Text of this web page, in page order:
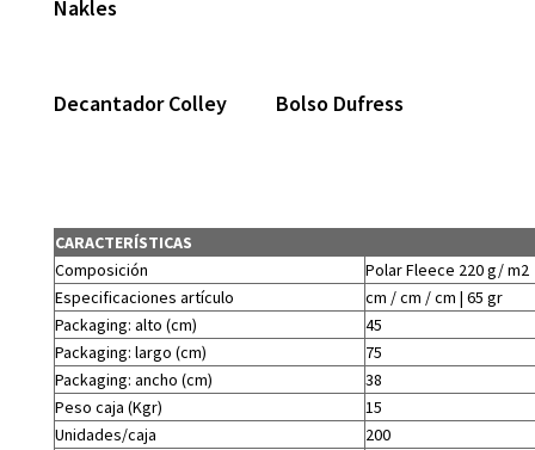
Nakles
Decantador Colley Bolso Dufress
CARACTERÍSTICAS
Composición
Polar Fleece 220 g/ m2
Especificaciones artículo
cm / cm / cm | 65 gr
Packaging: alto (cm)
45
Packaging: largo (cm)
75
Packaging: ancho (cm)
38
Peso caja (Kgr)
15
Unidades/caja
200